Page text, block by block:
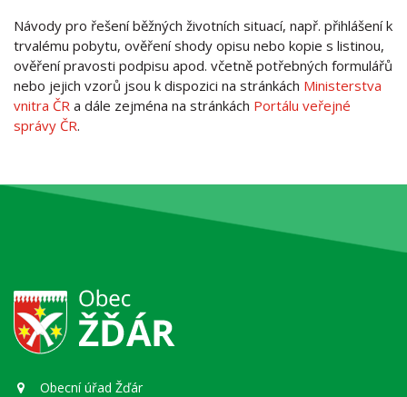
Návody pro řešení běžných životních situací, např. přihlášení k
trvalému pobytu, ověření shody opisu nebo kopie s listinou,
ověření pravosti podpisu apod. včetně potřebných formulářů
nebo jejich vzorů jsou k dispozici na stránkách Ministerstva
vnitra ČR a dále zejména na stránkách Portálu veřejné
správy ČR.
Obecní úřad Žďár